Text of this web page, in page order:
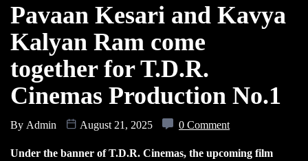
Pavaan Kesari and Kavya
Kalyan Ram come
together for T.D.R.
Cinemas Production No.1
By Admin August 21, 2025 0 Comment
Under the banner of T.D.R. Cinemas, the upcoming film